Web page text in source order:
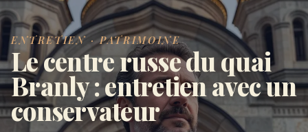
ENTRETIEN · PATRIMOINE
Le centre russe du quai
Branly : entretien avec un
conservateur